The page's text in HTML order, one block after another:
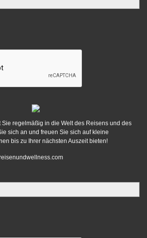
Sie regelmäßig in die Welt des Reisens und des
sich an und freuen Sie sich auf kleine
bis zu Ihrer nächsten Auszeit bieten!